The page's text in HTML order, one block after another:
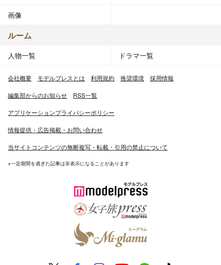
画像
ルーム
人物一覧 ドラマ一覧
会社概要 モデルプレスとは 利用規約 推奨環境 採用情報
編集部からのお知らせ RSS一覧
アプリケーションプライバシーポリシー
情報提供・広告掲載・お問い合わせ
当サイトコンテンツの無断複写・転載・引用の禁止について
※一定期間を過ぎた記事は非表示になることがあります